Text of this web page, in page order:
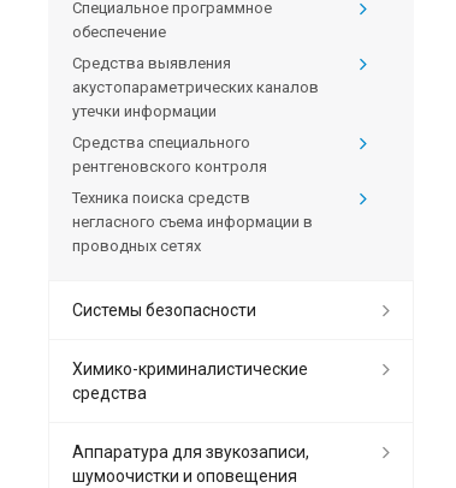
Специальное программное
обеспечение
Средства выявления
акустопараметрических каналов
утечки информации
Средства специального
рентгеновского контроля
Техника поиска средств
негласного съема информации в
проводных сетях
Системы безопасности
Химико-криминалистические
средства
Аппаратура для звукозаписи,
шумоочистки и оповещения